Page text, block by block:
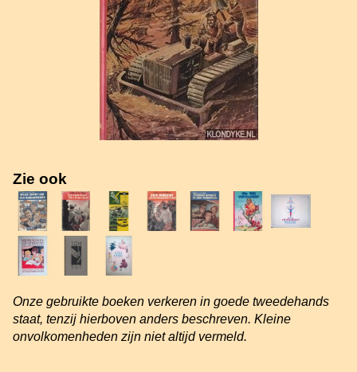
Zie ook
Onze gebruikte boeken verkeren in goede tweedehands
staat, tenzij hierboven anders beschreven. Kleine
onvolkomenheden zijn niet altijd vermeld.